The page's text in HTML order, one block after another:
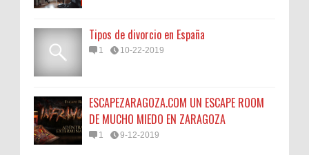
Tipos de divorcio en España
1 10-22-2019
ESCAPEZARAGOZA.COM UN ESCAPE ROOM
DE MUCHO MIEDO EN ZARAGOZA
1 9-12-2019